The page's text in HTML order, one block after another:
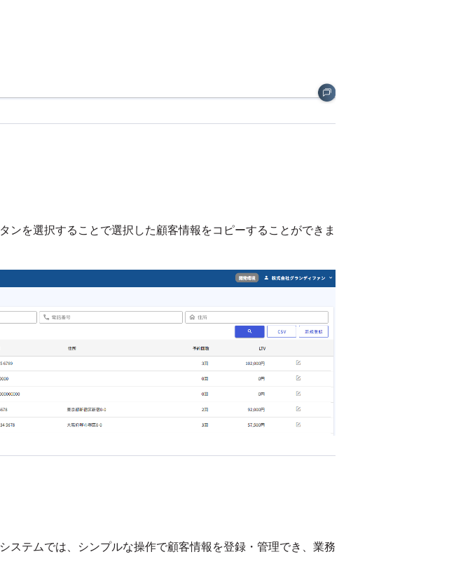
ンを選択することで選択した顧客情報をコピーすることができま
ステムでは、シンプルな操作で顧客情報を登録・管理でき、業務